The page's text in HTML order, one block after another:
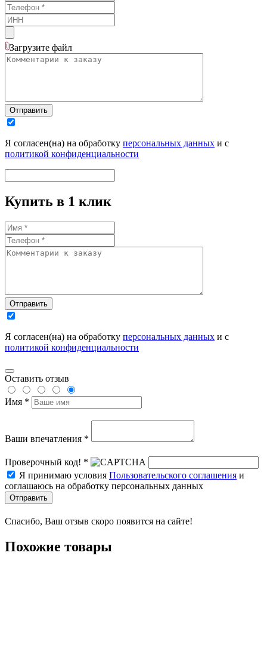
Загрузите файл
Отправить
Я согласен(на) на обработку персональных данных и с
политикой конфиденциальности
Купить в 1 клик
Отправить
Я согласен(на) на обработку персональных данных и с
политикой конфиденциальности
Оставить отзыв
Имя *
Ваши впечатления *
Проверочный код! *
Я принимаю условия Пользовательского соглашения и
соглашаюсь на обработку персональных данных
Отправить
Спасибо, Ваш отзыв скоро появится на сайте!
Похожие товары